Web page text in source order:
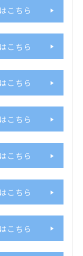
こちら
こちら
こちら
こちら
こちら
こちら
こちら